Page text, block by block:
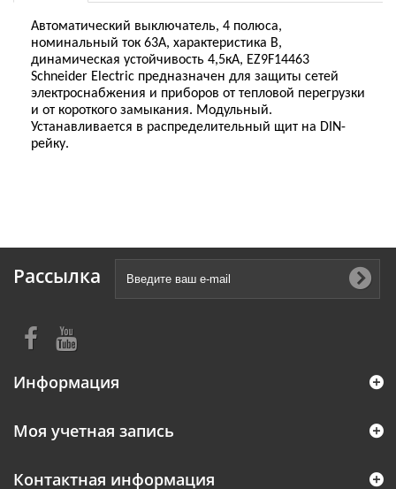
Автоматический выключатель, 4 полюса,
номинальный ток 63А, характеристика В,
динамическая устойчивость 4,5кА, EZ9F14463
Schneider Electric предназначен для защиты сетей
электроснабжения и приборов от тепловой перегрузки
и от короткого замыкания. Модульный.
Устанавливается в распределительный щит на DIN-
рейку.
Рассылка
Информация
Моя учетная запись
Контактная информация